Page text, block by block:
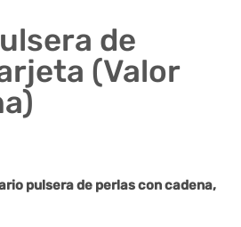
de
(Valor
pulsera de perlas con cadena,